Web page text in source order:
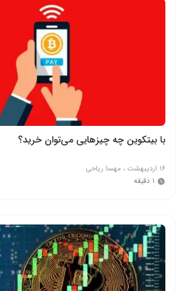
با بیتکوین چه چیزهایی می‌توان خرید؟
۱۶ اردیبهشت ، مهسا ریاحی
۱ دقیقه